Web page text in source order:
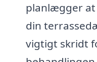
planlægger at
din
vigtigt skridt